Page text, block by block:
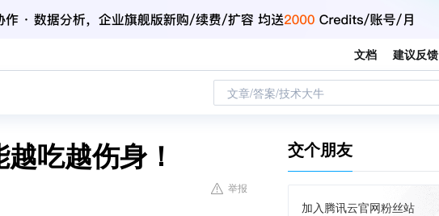
文档 建议反馈
文章/答案/技术大牛
吃越伤身！
举报
交个朋友
加入腾讯云官网粉丝站